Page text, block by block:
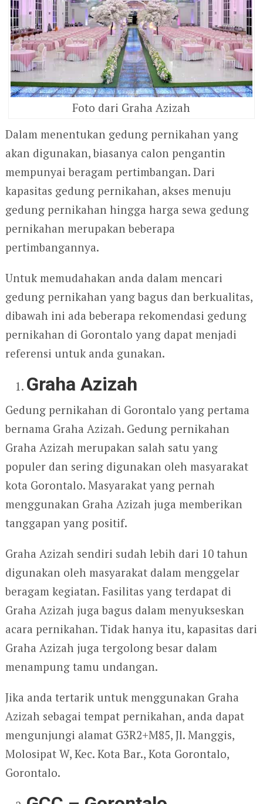
Foto dari Graha Azizah
Dalam menentukan gedung pernikahan yang
akan digunakan, biasanya calon pengantin
mempunyai beragam pertimbangan. Dari
kapasitas gedung pernikahan, akses menuju
gedung pernikahan hingga harga sewa gedung
pernikahan merupakan beberapa
pertimbangannya.
Untuk memudahakan anda dalam mencari
gedung pernikahan yang bagus dan berkualitas,
dibawah ini ada beberapa rekomendasi gedung
pernikahan di Gorontalo yang dapat menjadi
referensi untuk anda gunakan.
Graha Azizah
Gedung pernikahan di Gorontalo yang pertama
bernama Graha Azizah. Gedung pernikahan
Graha Azizah merupakan salah satu yang
populer dan sering digunakan oleh masyarakat
kota Gorontalo. Masyarakat yang pernah
menggunakan Graha Azizah juga memberikan
tanggapan yang positif.
Graha Azizah sendiri sudah lebih dari 10 tahun
digunakan oleh masyarakat dalam menggelar
beragam kegiatan. Fasilitas yang terdapat di
Graha Azizah juga bagus dalam menyukseskan
acara pernikahan. Tidak hanya itu, kapasitas dari
Graha Azizah juga tergolong besar dalam
menampung tamu undangan.
Jika anda tertarik untuk menggunakan Graha
Azizah sebagai tempat pernikahan, anda dapat
mengunjungi alamat G3R2+M85, Jl. Manggis,
Molosipat W, Kec. Kota Bar., Kota Gorontalo,
Gorontalo.